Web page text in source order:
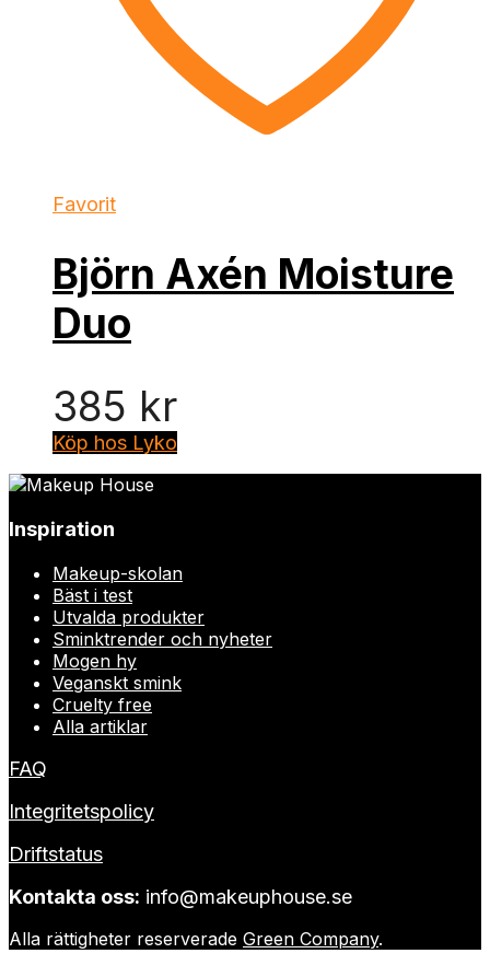
Favorit
Björn Axén Moisture
Duo
385 kr
Köp hos Lyko
Inspiration
Makeup-skolan
Bäst i test
Utvalda produkter
Sminktrender och nyheter
Mogen hy
Veganskt smink
Cruelty free
Alla artiklar
FAQ
Integritetspolicy
Driftstatus
Kontakta oss: info@makeuphouse.se
Alla rättigheter reserverade Green Company.